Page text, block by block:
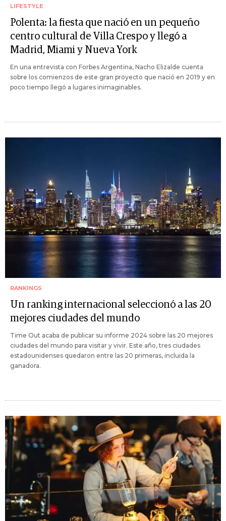
LIFESTYLE
Polenta: la fiesta que nació en un pequeño
centro cultural de Villa Crespo y llegó a
Madrid, Miami y Nueva York
En una entrevista con Forbes Argentina, Nacho Elizalde cuenta
sobre los comienzos de este gran proyecto que nació en 2019 y en
poco tiempo llegó a lugares inimaginables.
RANKINGS
Un ranking internacional seleccionó a las 20
mejores ciudades del mundo
Time Out acaba de publicar su informe 2024 sobre las 20 mejores
ciudades del mundo para visitar y vivir. Este año, tres ciudades
estadounidenses quedaron entre las 20 primeras, incluida la
ganadora.